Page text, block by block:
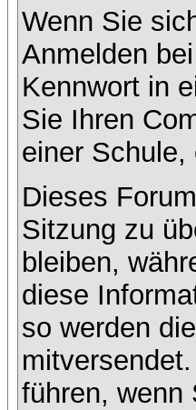
Wenn Sie
Anmelden
Kennwort in
Sie Ihren
einer
Dieses
Sitzung zu
bleiben,
diese
so werden
führen, wenn